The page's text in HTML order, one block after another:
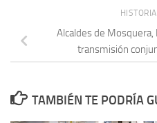
Alcaldes de Mosquera,
transmisión
TAMBIÉN TE PODRÍA